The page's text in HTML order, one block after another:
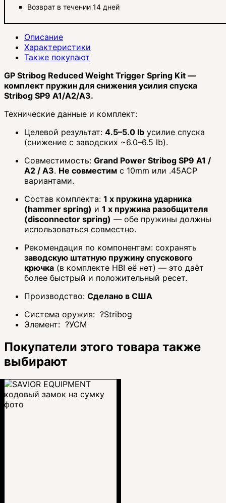
Возврат в течении 14 дней
Описание
Характеристики
Также покупают
GP Stribog Reduced Weight Trigger Spring Kit —
комплект пружин для снижения усилия спуска
Stribog SP9 A1/A2/A3.
Технические данные и комплект:
Целевой результат: 4.5–5.0 lb усилие спуска
(снижение с заводских ~6.0–6.5 lb).
Совместимость: Grand Power Stribog SP9 A1 /
A2 / A3. Не совместим с 10mm или .45ACP
вариантами.
Состав комплекта: 1 х пружина ударника
(hammer spring) и 1 х пружина разобщителя
(disconnector spring) — обе пружины должны
использоваться совместно.
Рекомендация по компонентам: сохранять
заводскую штатную пружину спускового
крючка (в комплекте HBI её нет) — это даёт
более быстрый и положительный ресет.
Производство: Сделано в США
Система оружия: ?Stribog
Элемент: ?УСМ
Покупатели этого товара также
выбирают